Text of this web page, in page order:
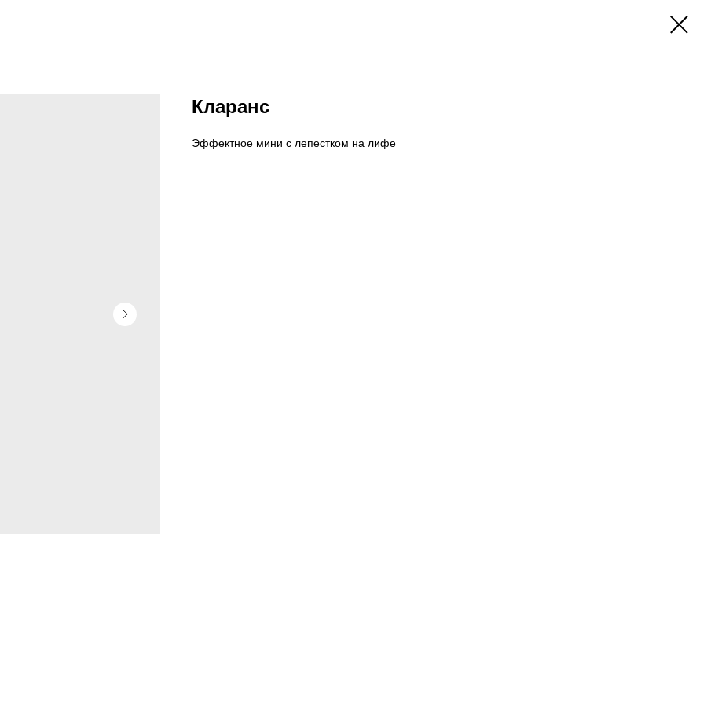
Кларанс
Эффектное мини с лепестком на лифе